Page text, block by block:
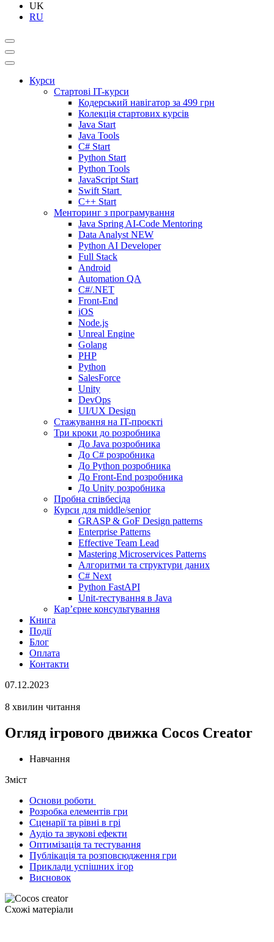
UK
RU
Курси
Стартові IT-курси
Кодерський навігатор за 499 грн
Колекція стартових курсів
Java Start
Java Tools
C# Start
Python Start
Python Tools
JavaScript Start
Swift Start
C++ Start
Менторинг з програмування
Java Spring AI-Code Mentoring
Data Analyst NEW
Python AI Developer
Full Stack
Android
Automation QA
C#/.NET
Front-End
iOS
Node.js
Unreal Engine
Golang
PHP
Python
SalesForce
Unity
DevOps
UI/UX Design
Стажування на IT-проєкті
Три кроки до розробника
До Java розробника
До C# розробника
До Python розробника
До Front-End розробника
До Unity розробника
Пробна співбесіда
Курси для middle/senior
GRASP & GoF Design patterns
Enterprise Patterns
Effective Team Lead
Mastering Microservices Patterns
Алгоритми та структури даних
C# Next
Python FastAPI
Unit-тестування в Java
Кар’єрне консультування
Книга
Події
Блог
Оплата
Контакти
07.12.2023
8 хвилин читання
Огляд ігрового движка Cocos Creator
Навчання
Зміст
Основи роботи
Розробка елементів гри
Сценарії та рівні в грі
Аудіо та звукові ефекти
Оптимізація та тестування
Публікація та розповсюдження гри
Приклади успішних ігор
Висновок
Схожі матеріали